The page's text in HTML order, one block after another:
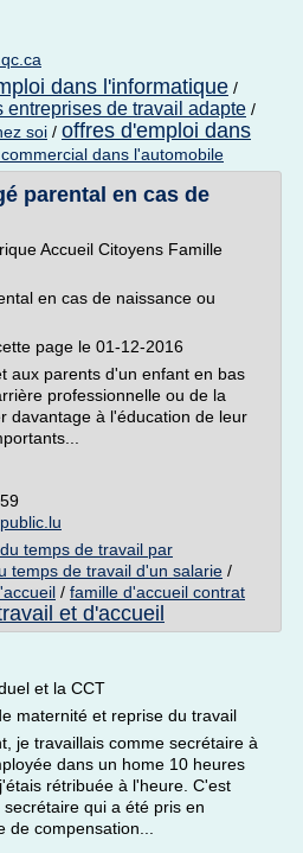
dans l'informatique /
entreprises de travail adapte /
soi / offres d'emploi dans
dans l'automobile
parental en cas de
Accueil Citoyens Famille
en cas de naissance ou
page le 01-12-2016
aux parents d'un enfant en bas
professionnelle ou de la
davantage à l'éducation de leur
temps de travail par
temps de travail d'un salarie /
/ famille d'accueil contrat
et d'accueil
et la CCT
maternité et reprise du travail
je travaillais comme secrétaire à
dans un home 10 heures
rétribuée à l'heure. C'est
qui a été pris en
compensation...